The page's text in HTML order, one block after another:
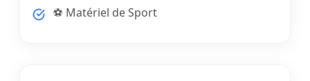
⚽ Matériel de Sport